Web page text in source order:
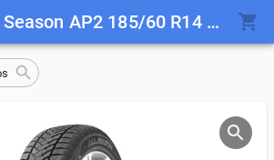
Maxxis All Season AP2 185/60 R14 82 H